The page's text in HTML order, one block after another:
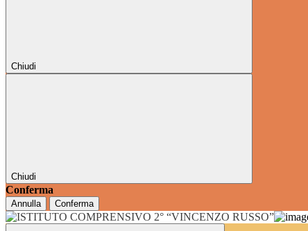
Chiudi
Chiudi
Conferma
Annulla Conferma